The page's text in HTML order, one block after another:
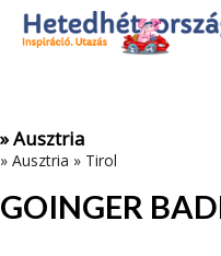
Az oldal sütiket (cookies)
Adatvédelmi tájékoztató
» Ausztria
» Ausztria » Tirol
GOINGER